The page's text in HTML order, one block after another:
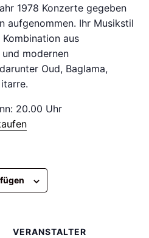
1978 Konzerte gegeben
aufgenommen. Ihr Musikstil
aus
modernen
Oud, Baglama,
20.00 Uhr
VERANSTALTER